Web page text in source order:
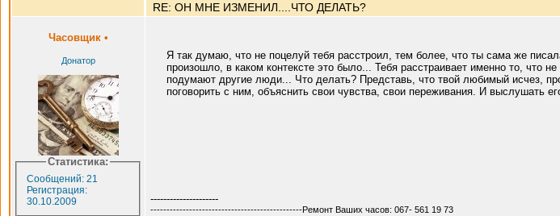
RE: ОН МНЕ ИЗМЕНИЛ....ЧТО ДЕЛАТЬ?
Часовщик •
Донатор
Статистика:
Сообщений: 21
Регистрация:
30.10.2009
Я так думаю, что не поцелуй тебя расстроил, тем более, что ты сама же
произошло, в каком контексте это было... Тебя расстраивает именно то, что
подумают другие люди... Что делать? Представь, что твой любимый исчез,
поговорить с ним, объяснить свои чувства, свои переживания. И выслушать
---------------------
-----------------------------------------------Ремонт Ваших часов: 067- 561 19 73